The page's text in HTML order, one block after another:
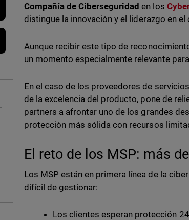
Compañía de Ciberseguridad en los
distingue la innovación y el liderazgo en
Aunque recibir este tipo de
un momento especialmente relevante
En el caso de los proveedores de
de la excelencia del producto, pone de
partners a afrontar uno de los grandes
protección más sólida con recursos
El reto de los MSP: más
Los MSP están en primera línea de la
difícil de gestionar:
Los clientes esperan protección